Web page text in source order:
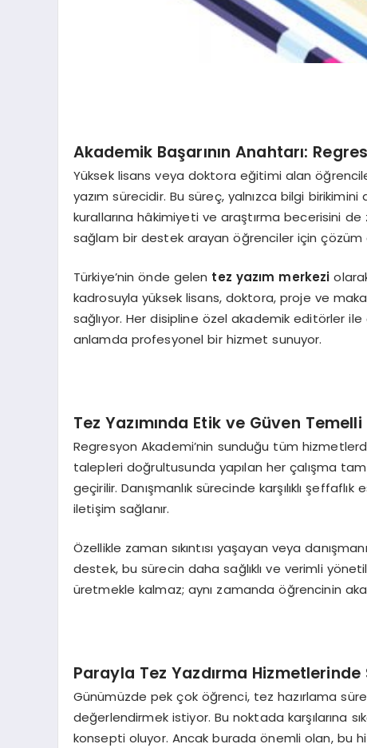
Akademik Başarının Anahtarı:
Yüksek lisans veya doktora eğitimi alan
yazım sürecidir. Bu süreç, yalnızca bilgi
kurallarına hâkimiyeti ve araştırma becerisini
sağlam bir destek arayan öğrenciler için çözüm
Türkiye’nin önde gelen tez yazım merkezi
kadrosuyla yüksek lisans, doktora, proje ve
sağlıyor. Her disipline özel akademik editörler
anlamda profesyonel bir hizmet sunuyor.
Tez Yazımında Etik ve Güven
Regresyon Akademi’nin sunduğu tüm
talepleri doğrultusunda yapılan her çalışma
geçirilir. Danışmanlık sürecinde karşılıklı
iletişim sağlanır.
Özellikle zaman sıkıntısı yaşayan veya
destek, bu sürecin daha sağlıklı ve verimli
üretmekle kalmaz; aynı zamanda öğrencinin
Parayla Tez Yazdırma
Günümüzde pek çok öğrenci, tez hazırlama
değerlendirmek istiyor. Bu noktada karşılarına
konsepti oluyor. Ancak burada önemli olan, bu